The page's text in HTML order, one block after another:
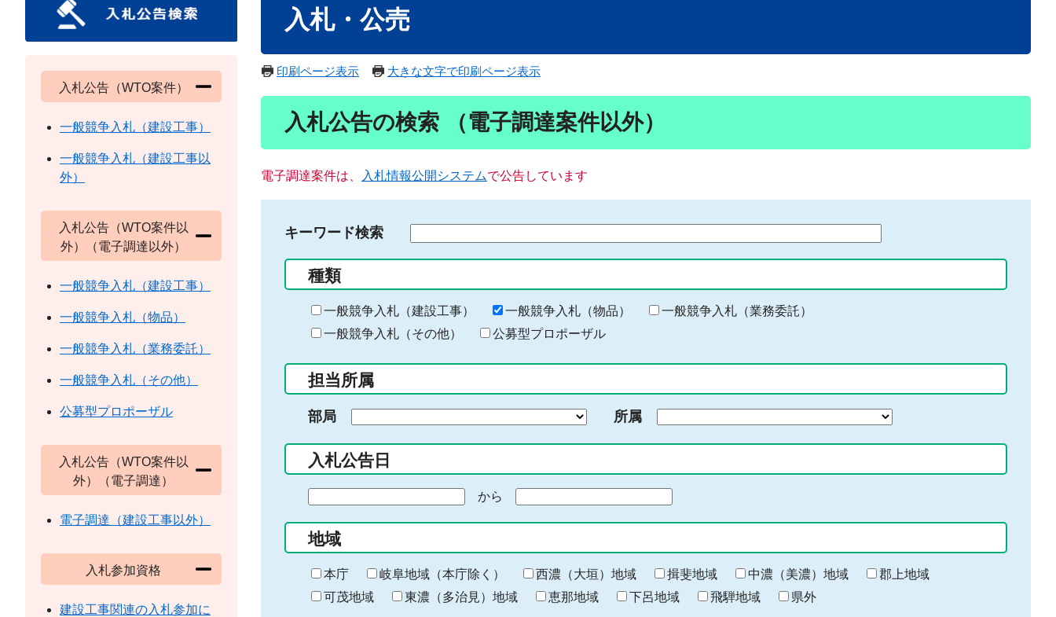
入札・公売
印刷ページ表示 大きな文字で印刷ページ表示
入札公告の検索 （電子調達案件以外）
電子調達案件は、 入札情報公開システムで公告しています
キーワード検索
る
キ
ー
ー
入
力
種類
一般競争入札（建設工事） 一般競争入札（物品）
一般競争入札（業務委託）
一般競争入札（その他）
公募型プロポーザル
担当所属
部局 所属
入札公告日
の
始
ま
り
から
終
わ
り
地域
本庁 岐阜地域（本庁除く） 西濃（大垣）地域 揖斐地域 中濃（美濃）地域
郡上地域
可茂地域
東濃（多治見）地域 恵那地域 下呂地域 飛騨地域 県外
入札公告（WTO案件）
一般競争入札（建設工事）
一般競争入札（建設工事以
外）
入札公告（WTO案件以
外）（電子調達以外）
一般競争入札（建設工事）
一般競争入札（物品）
一般競争入札（業務委託）
一般競争入札（その他）
公募型プロポーザル
入札公告（WTO案件以
外）（電子調達）
電子調達（建設工事以外）
入札参加資格
建設工事関連の入札参加に